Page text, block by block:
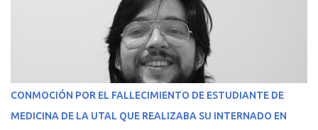
CONMOCIÓN POR EL FALLECIMIENTO DE ESTUDIANTE DE
MEDICINA DE LA UTAL QUE REALIZABA SU INTERNADO EN